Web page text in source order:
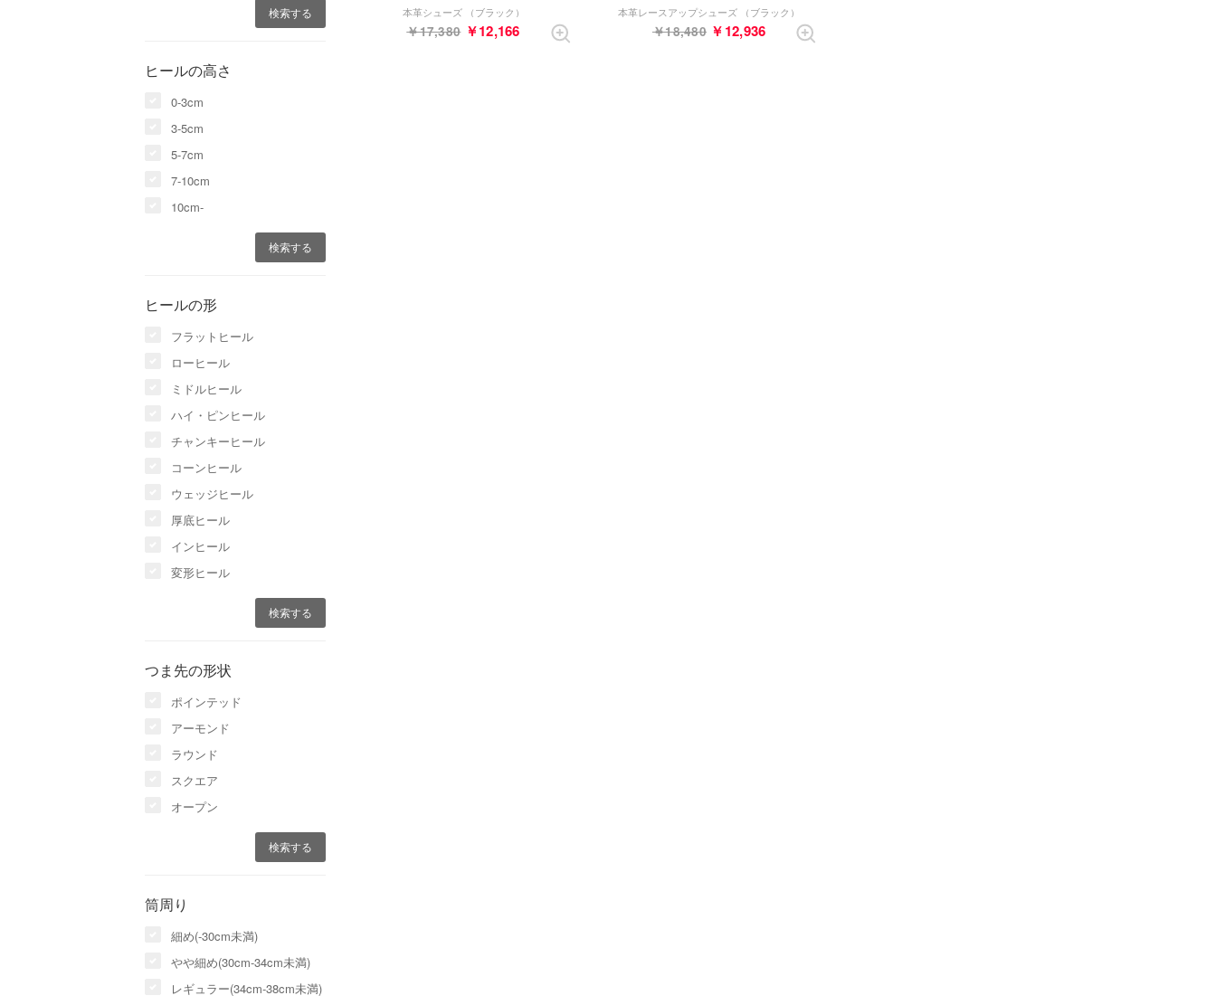
ヒールの高さ
0-3cm
3-5cm
5-7cm
7-10cm
10cm-
ヒールの形
フラットヒール
ローヒール
ミドルヒール
ハイ・ピンヒール
チャンキーヒール
コーンヒール
ウェッジヒール
厚底ヒール
インヒール
変形ヒール
つま先の形状
ポインテッド
アーモンド
ラウンド
スクエア
オープン
筒周り
細め(-30cm未満)
やや細め(30cm-34cm未満)
レギュラー(34cm-38cm未満)
本革シューズ （ブラック）
￥17,380 ￥12,166
本革レースアップシューズ （ブラック）
￥18,480 ￥12,936